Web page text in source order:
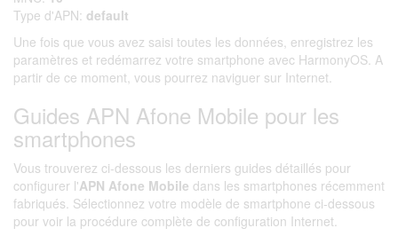
Type d'APN: default
Une fois que vous avez saisi toutes les données, enregistrez les
paramètres et redémarrez votre smartphone avec HarmonyOS. A
partir de ce moment, vous pourrez naviguer sur Internet.
Guides APN Afone Mobile pour les
smartphones
Vous trouverez ci-dessous les derniers guides détaillés pour
configurer l'APN Afone Mobile dans les smartphones récemment
fabriqués. Sélectionnez votre modèle de smartphone ci-dessous
pour voir la procédure complète de configuration Internet.